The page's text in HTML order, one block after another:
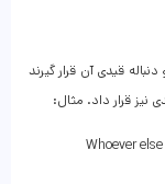
قیدی آن قرار گیرند
نیز قرار داد. مثال:
Whoever